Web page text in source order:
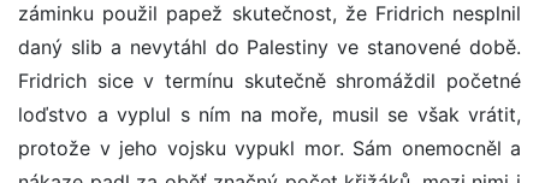
záminku použil papež skutečnost, že Fridrich nesplnil
daný slib a nevytáhl do Palestiny ve stanovené době.
Fridrich sice v termínu skutečně shromáždil početné
loďstvo a vyplul s ním na moře, musil se však vrátit,
protože v jeho vojsku vypukl mor. Sám onemocněl a